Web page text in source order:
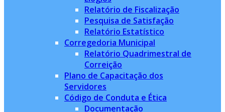
Relatório de Fiscalização
Pesquisa de Satisfação
Relatório Estatístico
Corregedoria Municipal
Relatório Quadrimestral de
Correição
Plano de Capacitação dos
Servidores
Código de Conduta e Ética
Documentação